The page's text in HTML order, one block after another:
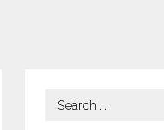
Search